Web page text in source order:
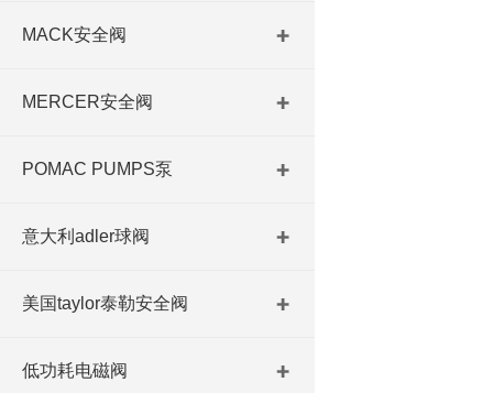
MACK安全阀
MERCER安全阀
POMAC PUMPS泵
意大利adler球阀
美国taylor泰勒安全阀
低功耗电磁阀